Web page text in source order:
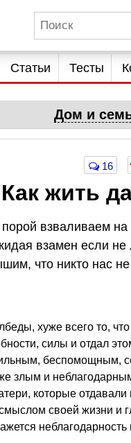
Статьи Тесты
Дом и
16
жить
взваливаем
взамен если
что никто нас
хуже всего то, что
силы и отдал
беспомощным,
злым и
которые
своей жизни и